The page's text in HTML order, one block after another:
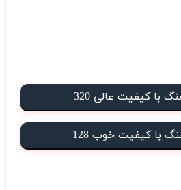
با کیفیت عالی 320
با کیفیت خوب 128